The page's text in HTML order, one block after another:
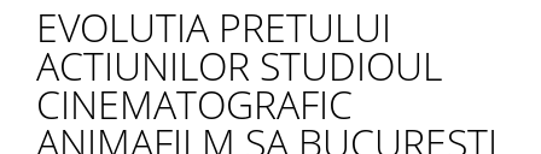
EVOLUTIA PRETULUI
ACTIUNILOR STUDIOUL
CINEMATOGRAFIC
ANIMAFILM SA BUCURESTI